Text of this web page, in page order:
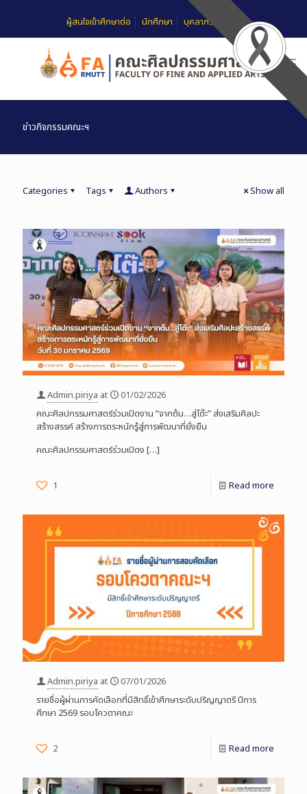
ผู้สนใจเข้าศึกษาต่อ นักศึกษา บุคลากร
ข่าวกิจกรรมคณะฯ
Categories Tags Authors Show all
Admin.piriya at
01/02/2026
คณะศิลปกรรมศาสตร์ร่วมเปิดงาน “จากต้น…สู่โต๊ะ” ส่งเสริมศิลปะ
สร้างสรรค์ สร้างการตระหนักรู้สู่การพัฒนาที่ยั่งยืน
คณะศิลปกรรมศาสตร์ร่วมเปิดง […]
1 Read more
Admin.piriya at
07/01/2026
รายชื่อผู้ผ่านการคัดเลือกที่มีสิทธิ์เข้าศึกษาระดับปริญญาตรี ปีการ
ศึกษา 2569 รอบโควตาคณะ
2 Read more